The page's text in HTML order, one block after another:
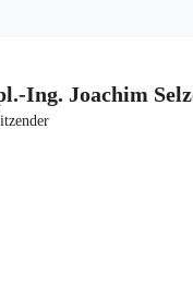
Ing. Joachim